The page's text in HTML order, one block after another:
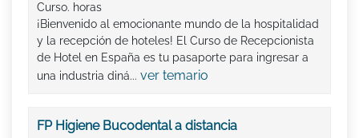
Curso. horas
¡Bienvenido al emocionante mundo de la hospitalidad
y la recepción de hoteles! El Curso de Recepcionista
de Hotel en España es tu pasaporte para ingresar a
una industria diná... ver temario
FP Higiene Bucodental a distancia